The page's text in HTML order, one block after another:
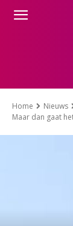
Home Nieuws
Maar dan gaat